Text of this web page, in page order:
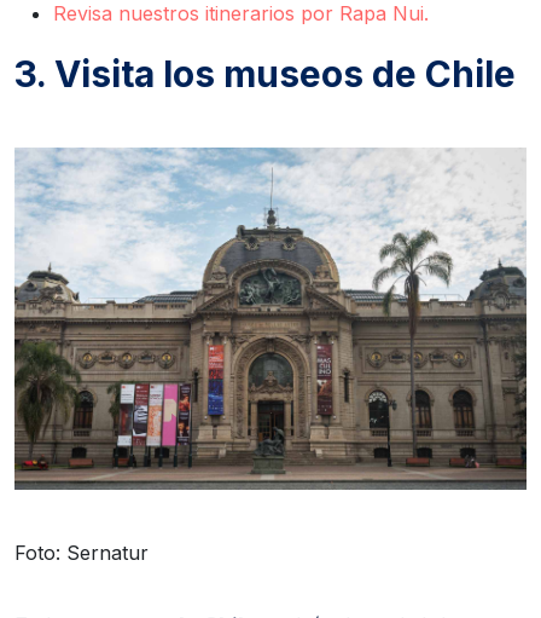
Revisa nuestros itinerarios por Rapa Nui.
3. Visita los museos de Chile
Foto: Sernatur